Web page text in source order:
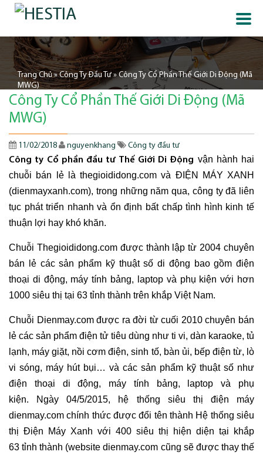
Trang Chủ»Công Ty Đầu Tư»Công Ty Cổ Phần Thế Giới Di Động (Mã
MWG)
Công Ty Cổ Phần Thế Giới Di Động (Mã
MWG)
11/02/2018 nguyenkhang Công ty đầu tư
Công ty Cổ phần đầu tư Thế Giới Di Động vận hành hai
chuỗi bán lẻ là thegioididong.com và ĐIỆN MÁY XANH
(dienmayxanh.com), trong những năm qua, công ty đã liên
tục phát triển nhanh và ổn định bất chấp tình hình kinh tế
thuận lợi hay khó khăn.
Chuỗi Thegioididong.com được thành lập từ 2004 chuyên
bán lẻ các sản phẩm kỹ thuật số di động bao gồm điện
thoại di động, máy tính bảng, laptop và phụ kiện với hơn
1000 siêu thị tại 63 tỉnh thành trên khắp Việt Nam.
Chuỗi Dienmay.com được ra đời từ cuối 2010 chuyên bán
lẻ các sản phẩm điện tử tiêu dùng như ti vi, dàn karaoke, tủ
lạnh, máy giặt, nồi cơm điện, sinh tố, bàn ủi, bếp điện từ, lò
vi sóng, máy hút bụi… và các sản phẩm kỹ thuật số như
điện thoại di động, máy tính bảng, laptop và phụ
kiện. Ngày 04/5/2015, hệ thống siêu thị điện máy
dienmay.com chính thức được đổi tên thành Hệ thống siêu
thị Điện Máy Xanh với 400 siêu thị hiện diện tại khắp
63 tỉnh thành (website dienmay.com cũng sẽ được thay thế